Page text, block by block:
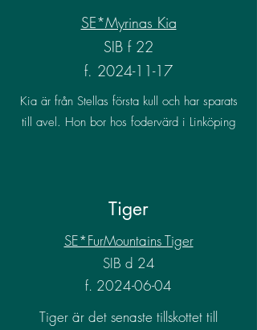
SE*Myrinas Kia
SIB f 22
f. 2024-11-17
Kia är från Stellas första kull och har sparats
till avel. Hon bor hos fodervärd i Linköping
Tiger
SE*FurMountains Tiger
SIB d 24
f. 2024-06-04
Tiger är det senaste tillskottet till